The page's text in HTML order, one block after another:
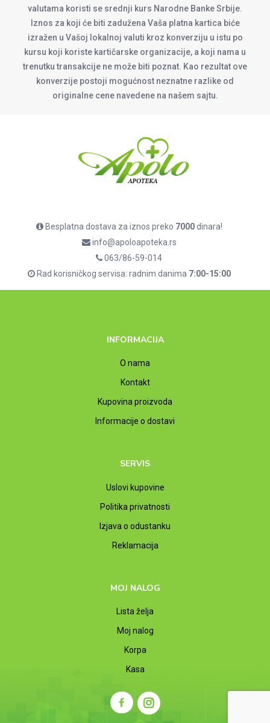
valutama koristi se srednji kurs Narodne Banke Srbije.
Iznos za koji će biti zadužena Vaša platna kartica biće
izražen u Vašoj lokalnoj valuti kroz konverziju u istu po
kursu koji koriste kartičarske organizacije, a koji nama u
trenutku transakcije ne može biti poznat. Kao rezultat ove
konverzije postoji mogućnost neznatne razlike od
originalne cene navedene na našem sajtu.
Besplatna dostava za iznos preko 7000dinara!
info@apoloapoteka.rs
063/86-59-014
Rad korisničkog servisa: radnim danima 7:00-15:00
INFORMACIJA
O nama
Kontakt
Kupovina proizvoda
Informacije o dostavi
SERVIS
Uslovi kupovine
Politika privatnosti
Izjava o odustanku
Reklamacija
MOJ NALOG
Lista želja
Moj nalog
Korpa
Kasa